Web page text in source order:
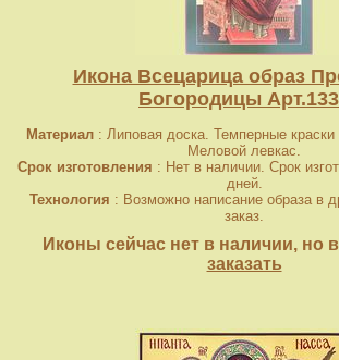
Икона Всецарица образ
Богородицы
Материал : Липовая доска. Темперные
Меловой левкас.
Срок изготовления : Нет в наличии. Срок
дней.
Технология : Возможно написание образа в
заказ.
Иконы сейчас нет в наличии, но
заказать